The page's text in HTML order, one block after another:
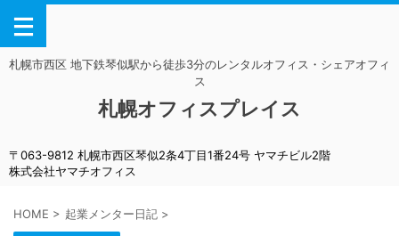
札幌市西区 地下鉄琴似駅から徒歩3分のレンタルオフィス・シェアオフィ
ス
札幌オフィスプレイス
〒063-9812 札幌市西区琴似2条4丁目1番24号 ヤマチビル2階
株式会社ヤマチオフィス
HOME > 起業メンター日記 >